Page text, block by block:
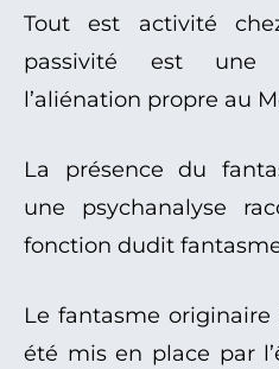
Tout est activité
passivité est une
l’aliénation propre au
La présence du
une psychanalyse
fonction dudit
Le fantasme
été mis en place par